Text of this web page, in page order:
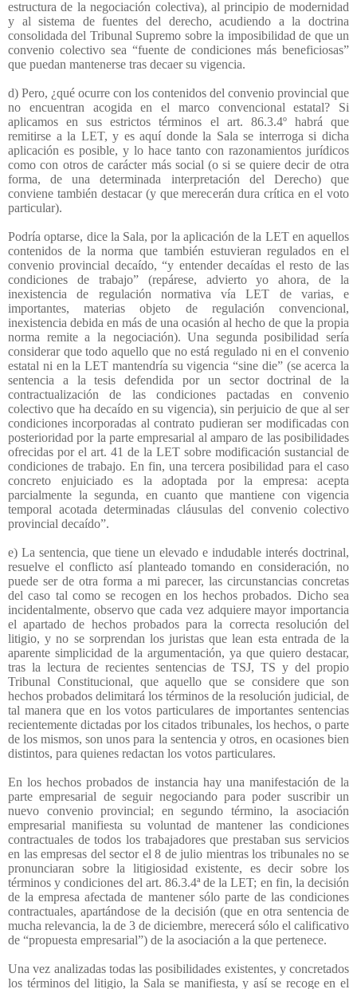
estructura de la negociación colectiva), al principio de modernidad
y al sistema de fuentes del derecho, acudiendo a la doctrina
consolidada del Tribunal Supremo sobre la imposibilidad de que un
convenio colectivo sea “fuente de condiciones más beneficiosas”
que puedan mantenerse tras decaer su vigencia.
d) Pero, ¿qué ocurre con los contenidos del convenio provincial que
no encuentran acogida en el marco convencional estatal? Si
aplicamos en sus estrictos términos el art. 86.3.4º habrá que
remitirse a la LET, y es aquí donde la Sala se interroga si dicha
aplicación es posible, y lo hace tanto con razonamientos jurídicos
como con otros de carácter más social (o si se quiere decir de otra
forma, de una determinada interpretación del Derecho) que
conviene también destacar (y que merecerán dura crítica en el voto
particular).
Podría optarse, dice la Sala, por la aplicación de la LET en aquellos
contenidos de la norma que también estuvieran regulados en el
convenio provincial decaído, “y entender decaídas el resto de las
condiciones de trabajo” (repárese, advierto yo ahora, de la
inexistencia de regulación normativa vía LET de varias, e
importantes, materias objeto de regulación convencional,
inexistencia debida en más de una ocasión al hecho de que la propia
norma remite a la negociación). Una segunda posibilidad sería
considerar que todo aquello que no está regulado ni en el convenio
estatal ni en la LET mantendría su vigencia “sine die” (se acerca la
sentencia a la tesis defendida por un sector doctrinal de la
contractualización de las condiciones pactadas en convenio
colectivo que ha decaído en su vigencia), sin perjuicio de que al ser
condiciones incorporadas al contrato pudieran ser modificadas con
posterioridad por la parte empresarial al amparo de las posibilidades
ofrecidas por el art. 41 de la LET sobre modificación sustancial de
condiciones de trabajo. En fin, una tercera posibilidad para el caso
concreto enjuiciado es la adoptada por la empresa: acepta
parcialmente la segunda, en cuanto que mantiene con vigencia
temporal acotada determinadas cláusulas del convenio colectivo
provincial decaído”.
e) La sentencia, que tiene un elevado e indudable interés doctrinal,
resuelve el conflicto así planteado tomando en consideración, no
puede ser de otra forma a mi parecer, las circunstancias concretas
del caso tal como se recogen en los hechos probados. Dicho sea
incidentalmente, observo que cada vez adquiere mayor importancia
el apartado de hechos probados para la correcta resolución del
litigio, y no se sorprendan los juristas que lean esta entrada de la
aparente simplicidad de la argumentación, ya que quiero destacar,
tras la lectura de recientes sentencias de TSJ, TS y del propio
Tribunal Constitucional, que aquello que se considere que son
hechos probados delimitará los términos de la resolución judicial, de
tal manera que en los votos particulares de importantes sentencias
recientemente dictadas por los citados tribunales, los hechos, o parte
de los mismos, son unos para la sentencia y otros, en ocasiones bien
distintos, para quienes redactan los votos particulares.
En los hechos probados de instancia hay una manifestación de la
parte empresarial de seguir negociando para poder suscribir un
nuevo convenio provincial; en segundo término, la asociación
empresarial manifiesta su voluntad de mantener las condiciones
contractuales de todos los trabajadores que prestaban sus servicios
en las empresas del sector el 8 de julio mientras los tribunales no se
pronunciaran sobre la litigiosidad existente, es decir sobre los
términos y condiciones del art. 86.3.4ª de la LET; en fin, la decisión
de la empresa afectada de mantener sólo parte de las condiciones
contractuales, apartándose de la decisión (que en otra sentencia de
mucha relevancia, la de 3 de diciembre, merecerá sólo el calificativo
de “propuesta empresarial”) de la asociación a la que pertenece.
Una vez analizadas todas las posibilidades existentes, y concretados
los términos del litigio, la Sala se manifiesta, y así se recoge en el